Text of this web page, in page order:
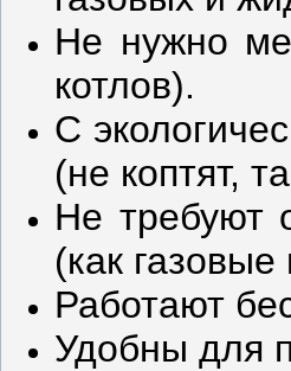
Не нужно
котлов).
С
(не коптят,
Не требуют
(как
Работают
Удобны для